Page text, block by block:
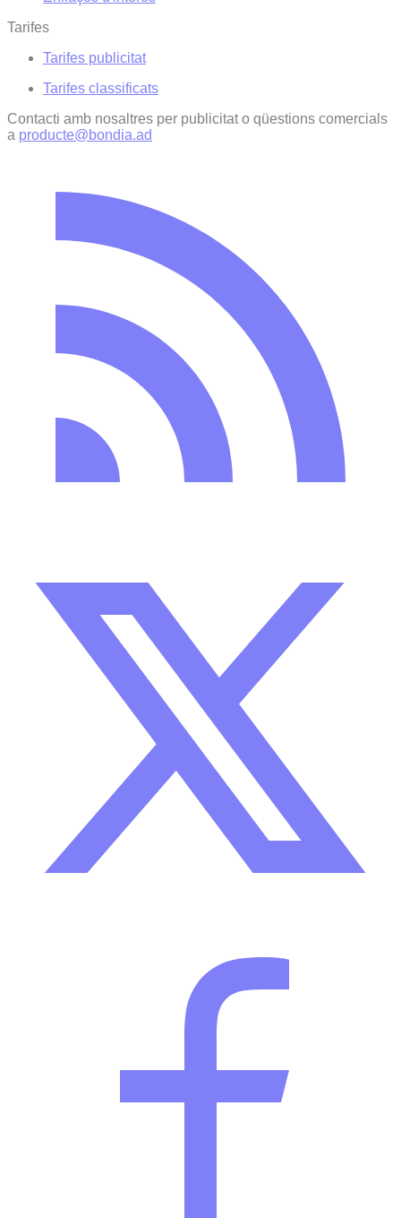
Tarifes
Tarifes publicitat
Tarifes classificats
Contacti amb nosaltres per publicitat o qüestions comercials
a producte@bondia.ad